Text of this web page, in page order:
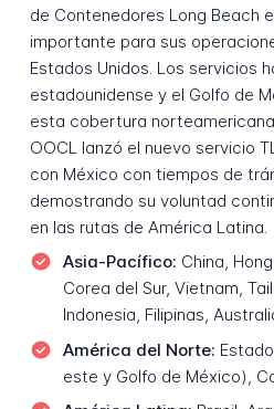
de Contenedores Long Beach
importante para sus
Estados Unidos. Los servicios
estadounidense y el Golfo de
esta cobertura
OOCL lanzó el nuevo servicio
con México con tiempos de
demostrando su voluntad
en las rutas de América Latina.
Asia-Pacífico: China,
Corea del Sur, Vietnam,
Indonesia, Filipinas,
América del Norte:
este y Golfo de México),